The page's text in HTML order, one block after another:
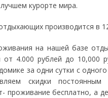
курорте мира.
производится в
на нашей базе
от 4.000 рублей до 10,000
за одни сутки с
скидки постоянным
проживание бесплатно, а